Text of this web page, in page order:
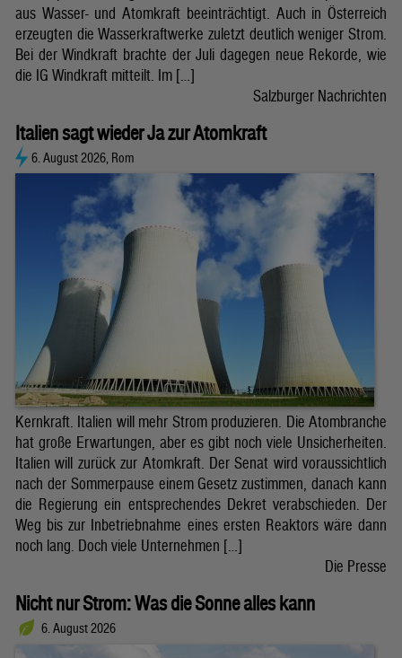
aus Wasser- und Atomkraft beeinträchtigt. Auch in Österreich
erzeugten die Wasserkraftwerke zuletzt deutlich weniger Strom.
Bei der Windkraft brachte der Juli dagegen neue Rekorde, wie
die IG Windkraft mitteilt. Im […]
Salzburger Nachrichten
Italien sagt wieder Ja zur Atomkraft
6. August 2026, Rom
Kernkraft. Italien will mehr Strom produzieren. Die Atombranche
hat große Erwartungen, aber es gibt noch viele Unsicherheiten.
Italien will zurück zur Atomkraft. Der Senat wird voraussichtlich
nach der Sommerpause einem Gesetz zustimmen, danach kann
die Regierung ein entsprechendes Dekret verabschieden. Der
Weg bis zur Inbetriebnahme eines ersten Reaktors wäre dann
noch lang. Doch viele Unternehmen […]
Die Presse
Nicht nur Strom: Was die Sonne alles kann
6. August 2026